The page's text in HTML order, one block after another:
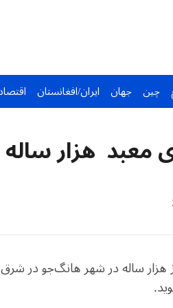
چین جهان ایران/افغانستان
معبد هزار ساله
هزار ساله در شهر هانگ‌جو در